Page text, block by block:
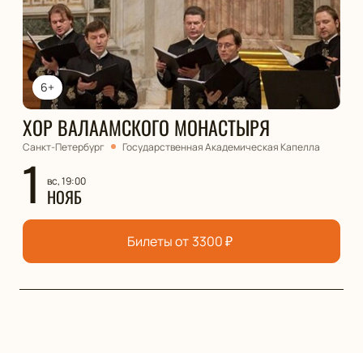
6+
ХОР ВАЛААМСКОГО МОНАСТЫРЯ
Санкт-Петербург Государственная Академическая Капелла
1 вс, 19:00
НОЯБ
Билеты от 3300₽